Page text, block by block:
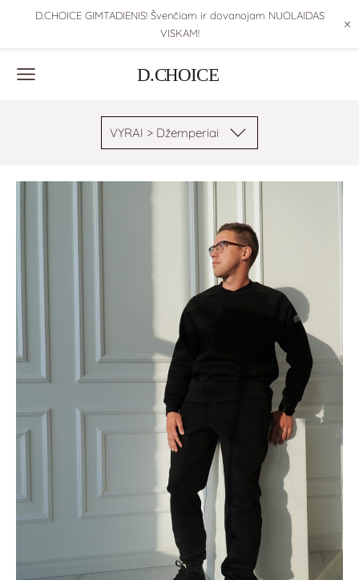
D.CHOICE GIMTADIENIS! Švenčiam ir dovanojam NUOLAIDAS
VISKAM!
×
VYRAI > Džemperiai